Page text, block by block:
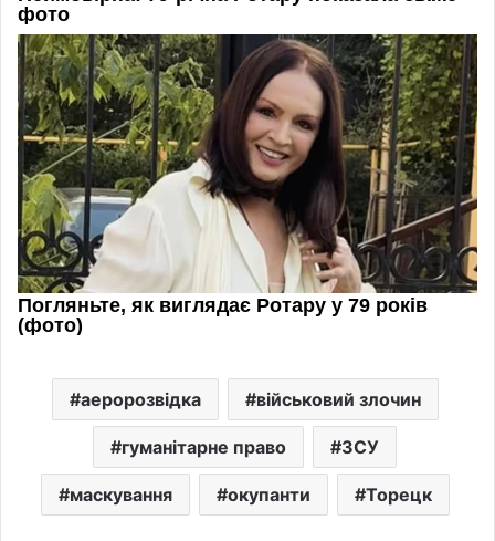
аеророзвідка військовий злочин
гуманітарне право ЗСУ
маскування окупанти Торецк